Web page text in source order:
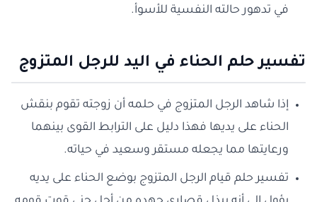
في تدهور حالته النفسية للأسوأ.
تفسير حلم الحناء في اليد للرجل المتزوج
إذا شاهد الرجل المتزوج في حلمه أن زوجته تقوم بنقش
الحناء على يديها فهذا دليل على الترابط القوى بينهما
ورعايتها مما يجعله مستقر وسعيد في حياته.
تفسير حلم قيام الرجل المتزوج بوضع الحناء على يديه